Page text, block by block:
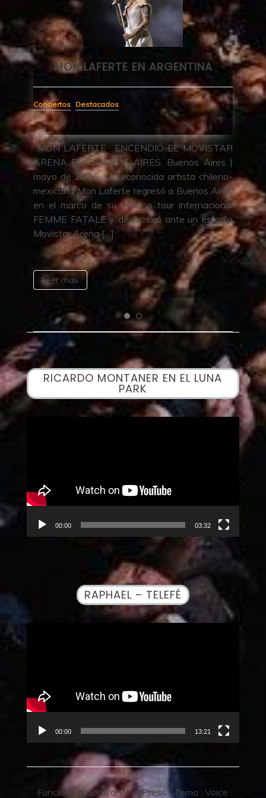
Aires |
PIAF
Destacados
VUELVE EL SUCESO QUE CONMOVIÓ A
LONDRES Y BUENOS AIRES TEATRO LICEO
– ESTRENO 28 DE JULIO Únicas 12 semanas
– Con ELENA ROGER Dirección: Jamie Lloyd
PRODUCCIÓN GENERAL: ADRIÁN SUAR Y
PRELUDIO Hoy, lunes salen a la venta las
entradas: https://bit.ly/EntradasPIAF […]
Leer más
RICARDO MONTANER EN EL LUNA
PARK
00:00 03:32
RAPHAEL – TELEFÉ
00:00 13:21
Funciona gracias a WordPress|Tema :Voice